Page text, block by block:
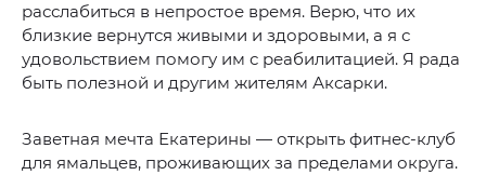
расслабиться в непростое время. Верю, что их
близкие вернутся живыми и здоровыми, а я с
удовольствием помогу им с реабилитацией. Я рада
быть полезной и другим жителям Аксарки.
Заветная мечта Екатерины — открыть фитнес-клуб
для ямальцев, проживающих за пределами округа.